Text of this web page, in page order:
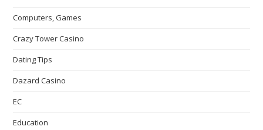
Computers, Games
Crazy Tower Сasino
Dating Tips
Dazard Casino
EC
Education